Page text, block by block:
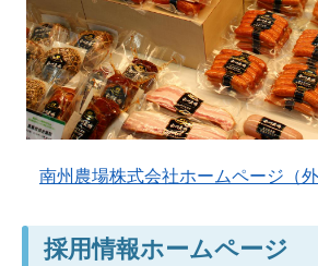
南州農場株式会社ホームページ（
採用情報ホームページ